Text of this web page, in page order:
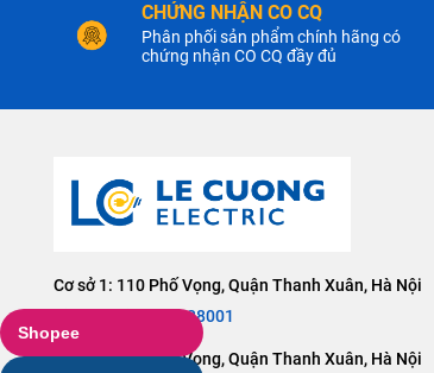
Cấp độ bảo vệ IP
CHỨNG NHẬN CO CQ
Phân phối sản phẩm chính hãng có
chứng nhận CO CQ đầy đủ
Cơ sở 1: 110 Phố Vọng, Quận Thanh Xuân, Hà Nội
Điện thoại:0904228001
Cơ sở 2: 106 Phố Vọng, Quận Thanh Xuân, Hà Nội
Shopee